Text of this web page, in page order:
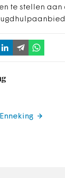
te stellen